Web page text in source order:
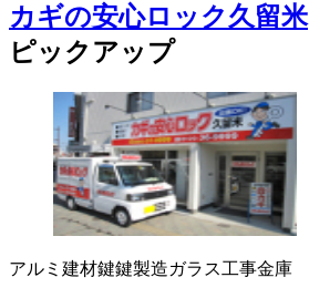
カギの安心ロック久留米
ピックアップ
アルミ建材鍵鍵製造ガラス工事金庫